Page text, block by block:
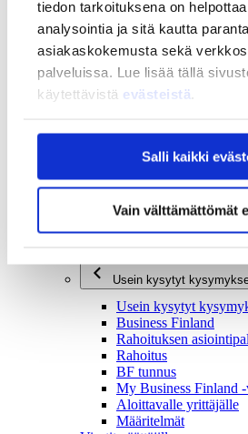
tiedon tarkoituksena on
analysointia ja sitä kautta
asiakaskokemusta sekä
palveluissa. Lue lisää tällä
käytettävistä evästeistä
Salli kaikki
Vain välttämättömät
Strategia ja vaikuttavuus
Strategia ja
Business Finlandin
Tulokset ja vaikutukset
Ajankohtaista
Ajankohtaista
Tapahtumat
Yhteys ja tuki
Yhteys ja tuki
Yhteystiedot
Usein kysytyt
Usein kysytyt
Business Finland
Rahoituksen
Rahoitus
BF tunnus
My Business Finland
Aloittavalle yrittäjälle
Määritelmät